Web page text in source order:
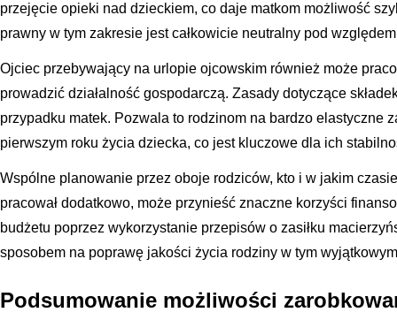
przejęcie opieki nad dzieckiem, co daje matkom możliwość
prawny w tym zakresie jest całkowicie neutralny pod względem
Ojciec przebywający na urlopie ojcowskim również może
prowadzić działalność gospodarczą. Zasady dotyczące
przypadku matek. Pozwala to rodzinom na bardzo elastyczne
pierwszym roku życia dziecka, co jest kluczowe dla ich
Wspólne planowanie przez oboje rodziców, kto i w jakim
pracował dodatkowo, może przynieść znaczne korzyści
budżetu poprzez wykorzystanie przepisów o zasiłku
sposobem na poprawę jakości życia rodziny w tym
Podsumowanie możliwości